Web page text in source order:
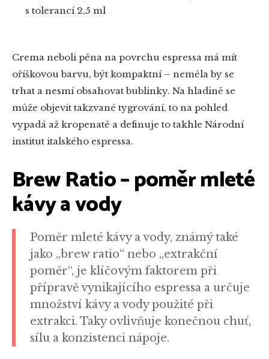
s tolerancí 2,5 ml
Crema neboli pěna na povrchu espressa má mít
oříškovou barvu, být kompaktní – neměla by se
trhat a nesmí obsahovat bublinky. Na hladině se
může objevit takzvané tygrování, to na pohled
vypadá až kropenatě a definuje to takhle Národní
institut italského espressa.
Brew Ratio – poměr mleté
kávy a vody
Poměr mleté kávy a vody, známý také
jako „brew ratio“ nebo „extrakční
poměr“, je klíčovým faktorem při
přípravě vynikajícího espressa a určuje
množství kávy a vody použité při
extrakci. Taky ovlivňuje konečnou chuť,
sílu a konzistenci nápoje.